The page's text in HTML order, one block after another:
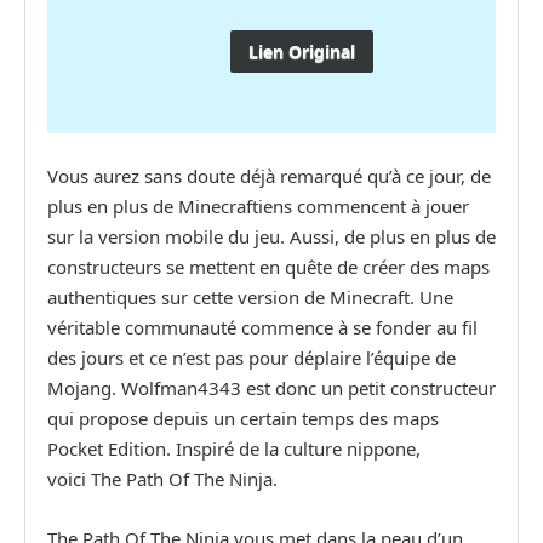
Lien Original
Vous aurez sans doute déjà remarqué qu’à ce jour, de
plus en plus de Minecraftiens commencent à jouer
sur la version mobile du jeu. Aussi, de plus en plus de
constructeurs se mettent en quête de créer des maps
authentiques sur cette version de Minecraft. Une
véritable communauté commence à se fonder au fil
des jours et ce n’est pas pour déplaire l’équipe de
Mojang. Wolfman4343 est donc un petit constructeur
qui propose depuis un certain temps des maps
Pocket Edition. Inspiré de la culture nippone,
voici The Path Of The Ninja.
The Path Of The Ninja vous met dans la peau d’un